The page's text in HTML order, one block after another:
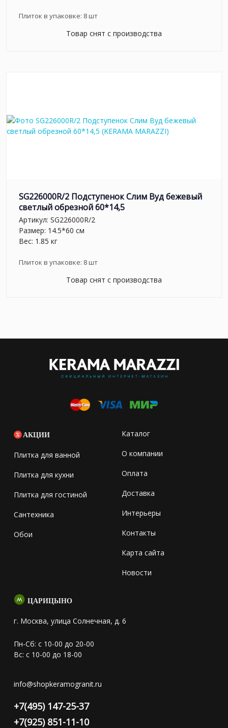
Плиток в упаковке: 8шт
Товар снят с производства
SG226000R/2 Подступенок Слим Вуд бежевый
светлый обрезной 60*14,5
Артикул: SG226000R/2
Размер: 14.5*60 см
Вес: 1.85 кг
Плиток в упаковке: 8шт
Товар снят с производства
АКЦИИ
Плитка для ванной
Плитка для кухни
Плитка для гостиной
Сантехника
Обои
Каталог
О компании
Оплата
Доставка
Интерьеры
Контакты
Карта сайта
Новости
ЦАРИЦЫНО
г. Москва, улица Солнечная, д. 6
Пн-Сб: с 10-00 до 20-00
Вс: с 10-00 до 18-00
info@shopkeramogranit.ru
+7(495) 147-25-37
+7(925) 851-11-10